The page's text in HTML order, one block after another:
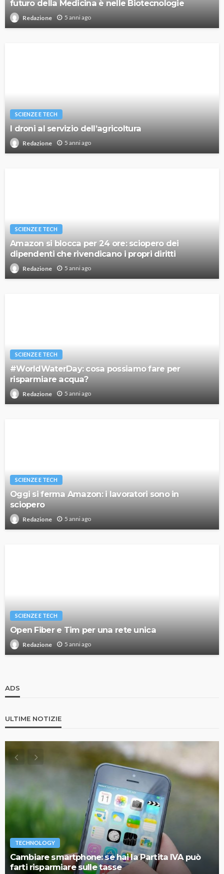
futuro della Medicina è nelle Biotecnologie
Redazione 5 anni ago
SCIENZE E TECH
I droni al servizio dell’agricoltura
Redazione 5 anni ago
SCIENZE E TECH
Amazon si blocca per 24 ore: sciopero dei
dipendenti che rivendicano i propri diritti
Redazione 5 anni ago
SCIENZE E TECH
#WorldWaterDay: cosa possiamo fare per
risparmiare acqua?
Redazione 5 anni ago
SCIENZE E TECH
Oggi si ferma Amazon: i lavoratori sono in
sciopero
Redazione 5 anni ago
SCIENZE E TECH
Open Fiber e Tim per una rete unica
Redazione 5 anni ago
ADS
ULTIME NOTIZIE
TECHNOLOGY
Cambiare smartphone: se hai la Partita IVA può
farti risparmiare sulle tasse